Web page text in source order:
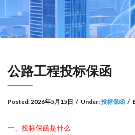
公路工程投标保函
Posted:2026年5月15日 / Under:投标保函 /
一、投标保函是什么